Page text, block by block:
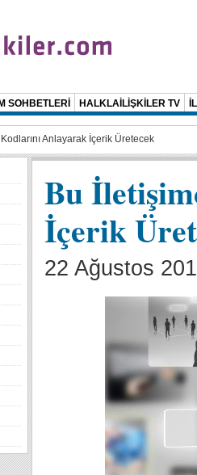
SOHBETLERİ HALKLAİLİŞKİLER TV
Anlayarak İçerik Üretecek
Bu
İçerik
22 Ağustos